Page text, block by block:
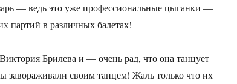
— ведь это уже профессиональные цыганки —
партий в различных балетах!
Брилева и — очень рад, что она танцует
завораживали своим танцем! Жаль только что их